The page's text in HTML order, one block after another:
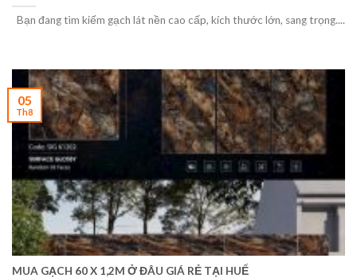
Bạn đang tìm kiếm gạch lát nền cao cấp, kích thước lớn, sang trọng....
MUA GẠCH 60 X 1,2M Ở ĐÂU GIÁ RẺ TẠI HUẾ
05
Th8